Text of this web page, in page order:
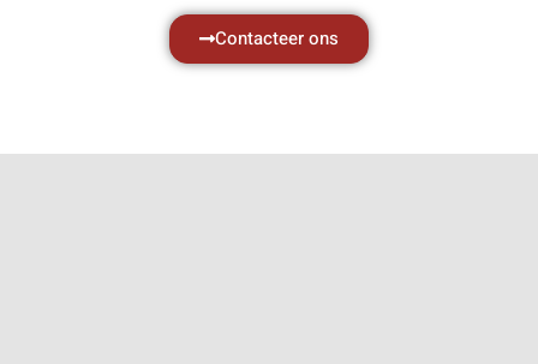
Contacteer ons